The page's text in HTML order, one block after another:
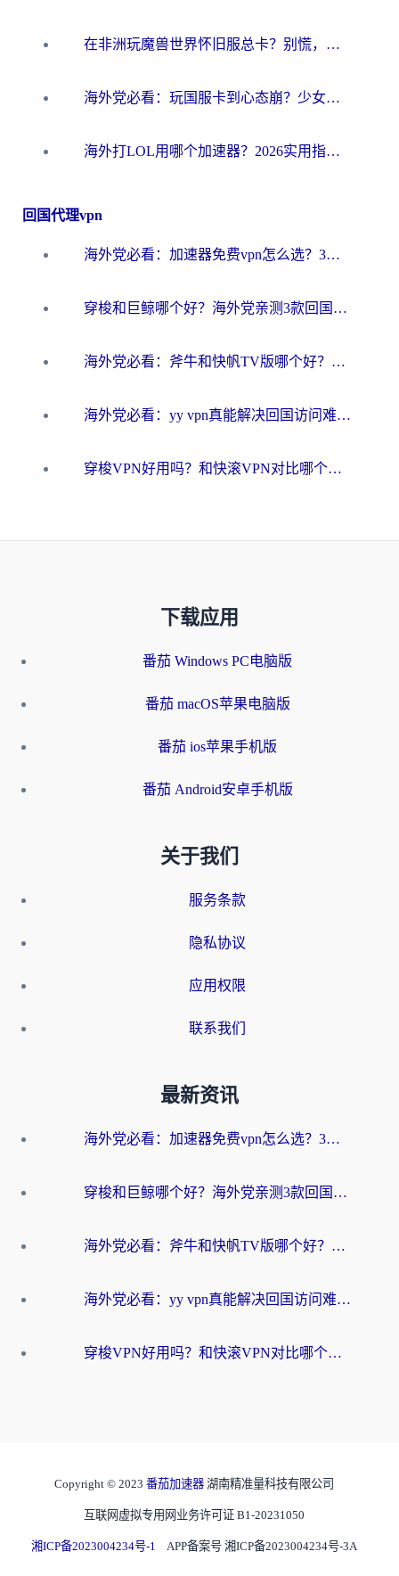
在非洲玩魔兽世界怀旧服总卡？别慌，这份指南帮你丝滑开荒
海外党必看：玩国服卡到心态崩？少女前线云图计划加速器免费推荐+碧蓝航线足球世界流畅攻略
海外打LOL用哪个加速器？2026实用指南：从延迟到设备适配，一篇解决你的国服游戏痛点
回国代理vpn
海外党必看：加速器免费vpn怎么选？3步教你无缝访问国内资源
穿梭和巨鲸哪个好？海外党亲测3款回国加速器，教你避开90%的坑
海外党必看：斧牛和快帆TV版哪个好？3分钟选对回国加速器，无缝刷B站、追热剧
海外党必看：yy vpn真能解决回国访问难题？附云极initap测评+免费方案对比
穿梭VPN好用吗？和快滚VPN对比哪个回国效果更好？海外党选回国加速器必看指南
下载应用
番茄 Windows PC电脑版
番茄 macOS苹果电脑版
番茄 ios苹果手机版
番茄 Android安卓手机版
关于我们
服务条款
隐私协议
应用权限
联系我们
最新资讯
海外党必看：加速器免费vpn怎么选？3步教你无缝访问国内资源
穿梭和巨鲸哪个好？海外党亲测3款回国加速器，教你避开90%的坑
海外党必看：斧牛和快帆TV版哪个好？3分钟选对回国加速器，无缝刷B站、追热剧
海外党必看：yy vpn真能解决回国访问难题？附云极initap测评+免费方案对比
穿梭VPN好用吗？和快滚VPN对比哪个回国效果更好？海外党选回国加速器必看指南
Copyright © 2023 番茄加速器 湖南精准量科技有限公司
互联网虚拟专用网业务许可证 B1-20231050
湘ICP备2023004234号-1 APP备案号 湘ICP备2023004234号-3A